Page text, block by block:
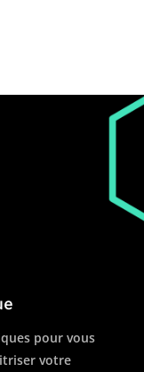
pour vous
votre